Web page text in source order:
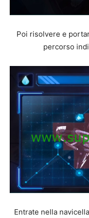
Poi risolvere e
percorso
Entrate nella